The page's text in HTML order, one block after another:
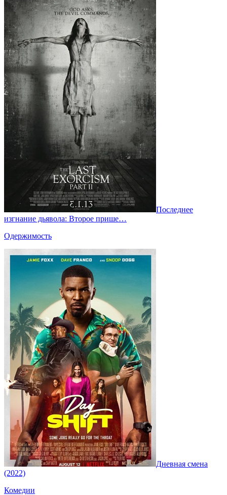
Последнее
изгнание дьявола: Второе прише…
Одержимость
Дневная смена
(2022)
Комедии